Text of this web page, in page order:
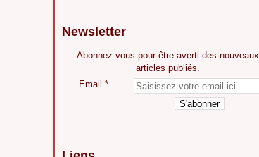
Newsletter
Abonnez-vous pour être averti des nouveaux
articles publiés.
Email